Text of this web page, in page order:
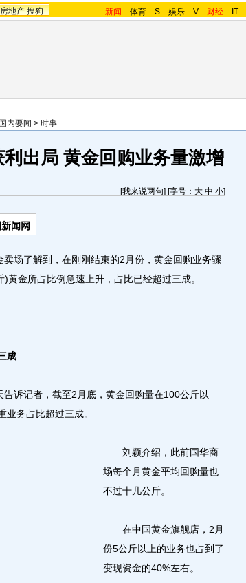
地产 搜狗 新闻 - 体育 - S - 娱乐 - V - 财经 - IT -
国内要闻 > 时事
出局 黄金回购业务量激增
[我来说两句] [字号： 大 中 小]
闻网
场了解到，在刚刚结束的2月份，黄金回购业务骤
黄金所占比例急速上升，占比已经超过三成。
成
诉记者，截至2月底，黄金回购量在100公斤以
业务占比超过三成。
刘颖介绍，此前国华商
场每个月黄金平均回购量也
不过十几公斤。
在中国黄金旗舰店，2月
份5公斤以上的业务也占到了
变现资金的40%左右。